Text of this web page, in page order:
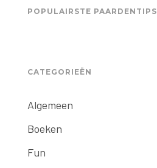
POPULAIRSTE PAARDENTIPS
CATEGORIEËN
Algemeen
Boeken
Fun